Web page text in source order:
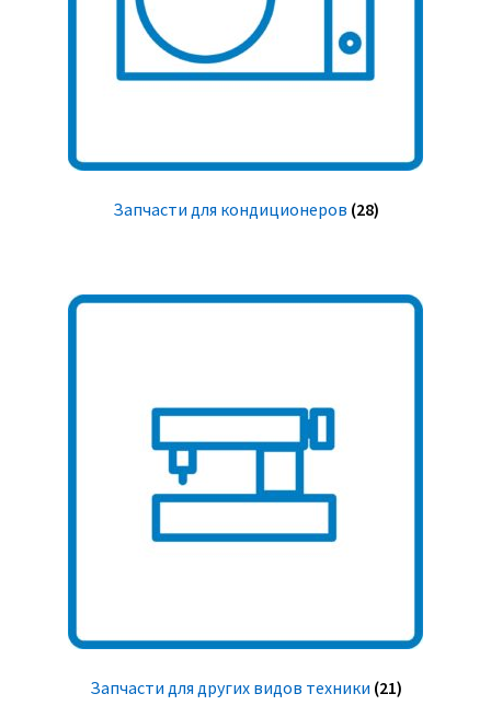
Запчасти для кондиционеров (28)
Запчасти для других видов техники (21)